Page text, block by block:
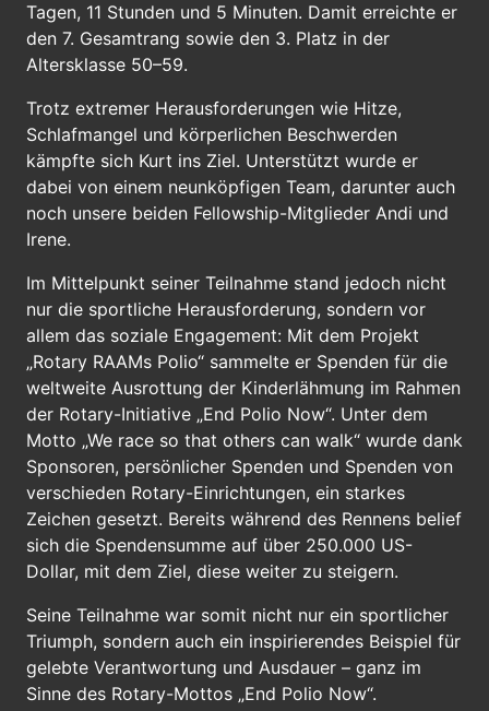
Tagen, 11 Stunden und 5 Minuten. Damit erreichte er
den 7. Gesamtrang sowie den 3. Platz in der
Altersklasse 50–59.
Trotz extremer Herausforderungen wie Hitze,
Schlafmangel und körperlichen Beschwerden
kämpfte sich Kurt ins Ziel. Unterstützt wurde er
dabei von einem neunköpfigen Team, darunter auch
noch unsere beiden Fellowship-Mitglieder Andi und
Irene.
Im Mittelpunkt seiner Teilnahme stand jedoch nicht
nur die sportliche Herausforderung, sondern vor
allem das soziale Engagement: Mit dem Projekt
„Rotary RAAMs Polio“ sammelte er Spenden für die
weltweite Ausrottung der Kinderlähmung im Rahmen
der Rotary-Initiative „End Polio Now“. Unter dem
Motto „We race so that others can walk“ wurde dank
Sponsoren, persönlicher Spenden und Spenden von
verschieden Rotary-Einrichtungen, ein starkes
Zeichen gesetzt. Bereits während des Rennens belief
sich die Spendensumme auf über 250.000 US-
Dollar, mit dem Ziel, diese weiter zu steigern.
Seine Teilnahme war somit nicht nur ein sportlicher
Triumph, sondern auch ein inspirierendes Beispiel für
gelebte Verantwortung und Ausdauer – ganz im
Sinne des Rotary-Mottos „End Polio Now“.